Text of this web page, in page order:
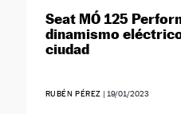
Seat MÓ 125
dinamismo
ciudad
RUBÉN PÉREZ | 19/01/2023